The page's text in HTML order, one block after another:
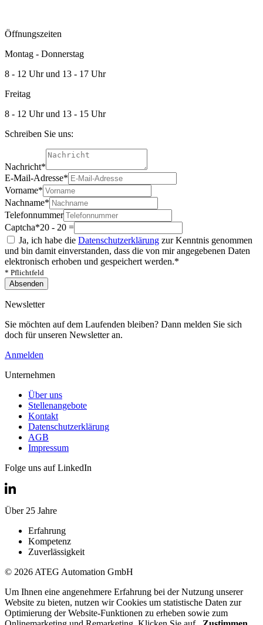
Öffnungszeiten
Montag - Donnerstag
8 - 12 Uhr und 13 - 17 Uhr
Freitag
8 - 12 Uhr und 13 - 15 Uhr
Schreiben Sie uns:
Nachricht*
E-Mail-Adresse*
Vorname*
Nachname*
Telefonnummer
Captcha*20 - 20 =
Ja, ich habe die Datenschutzerklärung zur Kenntnis genommen
und bin damit einverstanden, dass die von mir angegebenen Daten
elektronisch erhoben und gespeichert werden.*
* Pflichtfeld
Absenden
Newsletter
Sie möchten auf dem Laufenden bleiben? Dann melden Sie sich
doch für unseren Newsletter an.
Anmelden
Unternehmen
Über uns
Stellenangebote
Kontakt
Datenschutzerklärung
AGB
Impressum
Folge uns auf LinkedIn
Über 25 Jahre
Erfahrung
Kompetenz
Zuverlässigkeit
© 2026 ATEG Automation GmbH
Um Ihnen eine angenehmere Erfahrung bei der Nutzung unserer
Website zu bieten, nutzen wir Cookies um statistische Daten zur
Optimierung der Website-Funktionen zu erheben sowie zum